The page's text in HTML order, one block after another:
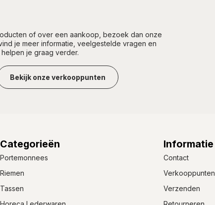
of over een aankoop, bezoek dan onze
je meer informatie, veelgestelde vragen en
je graag verder.
Bekijk onze verkooppunten
Categorieën
Portemonnees
Riemen
Tassen
Informatie
Contact
Verkooppunten
Verzenden